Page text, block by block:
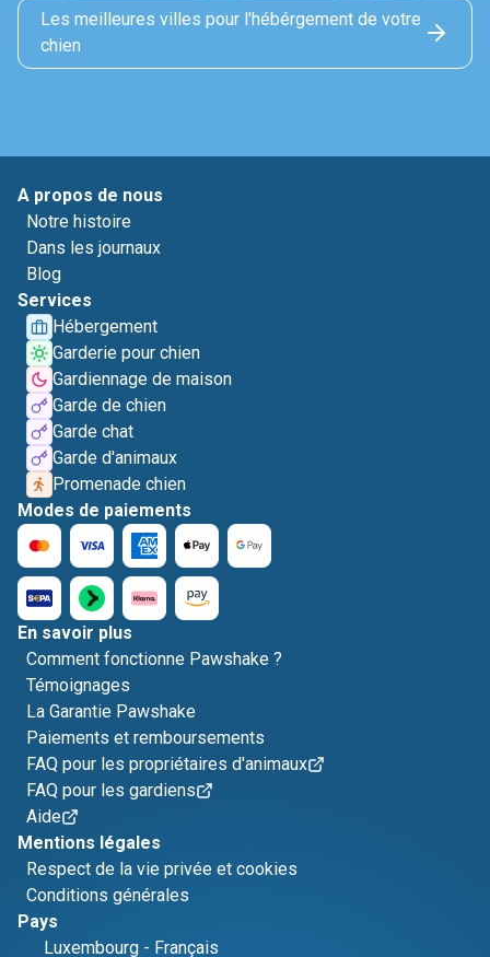
Les meilleures villes pour l'hébérgement de votre
chien
A propos de nous
Notre histoire
Dans les journaux
Blog
Services
Hébergement
Garderie pour chien
Gardiennage de maison
Garde de chien
Garde chat
Garde d'animaux
Promenade chien
Modes de paiements
En savoir plus
Comment fonctionne Pawshake ?
Témoignages
La Garantie Pawshake
Paiements et remboursements
FAQ pour les propriétaires d'animaux
FAQ pour les gardiens
Aide
Mentions légales
Respect de la vie privée et cookies
Conditions générales
Pays
Luxembourg - Français